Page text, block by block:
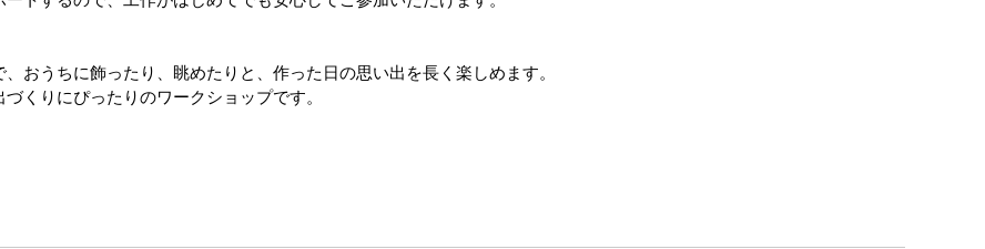
おうちに飾ったり、眺めたりと、作った日の思い出を長く楽しめます。
くりにぴったりのワークショップです。